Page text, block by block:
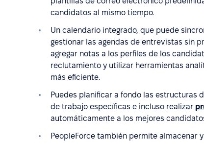
candidatos al mismo tiempo.
Un calendario integrado, que puede
gestionar las agendas de entrevistas sin
agregar notas a los perfiles de los
reclutamiento y utilizar herramientas
más eficiente.
Puedes planificar a fondo las estructuras
de trabajo específicas e incluso realizar
automáticamente a los mejores
PeopleForce también permite almacenar